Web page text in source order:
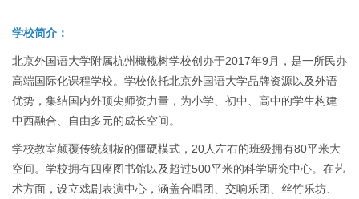
学校简介：
北京外国语大学附属杭州橄榄树学校创办于2017年9月，是一所民办
高端国际化课程学校。学校依托北京外国语大学品牌资源以及外语
优势，集结国内外顶尖师资力量，为小学、初中、高中的学生构建
中西融合、自由多元的成长空间。
学校教室颠覆传统刻板的僵硬模式，20人左右的班级拥有80平米大
空间。学校拥有四座图书馆以及超过500平米的科学研究中心。在艺
术方面，设立戏剧表演中心，涵盖合唱团、交响乐团、丝竹乐坊、